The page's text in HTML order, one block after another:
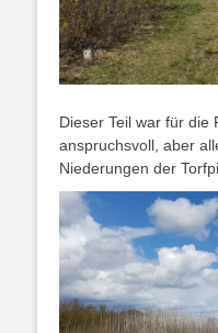
Dieser Teil war für die
anspruchsvoll, aber
Niederungen der